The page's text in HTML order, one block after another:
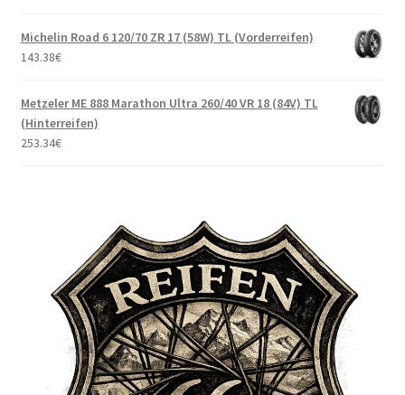
Michelin Road 6 120/70 ZR 17 (58W) TL (Vorderreifen)
143.38€
Metzeler ME 888 Marathon Ultra 260/40 VR 18 (84V) TL
(Hinterreifen)
253.34€